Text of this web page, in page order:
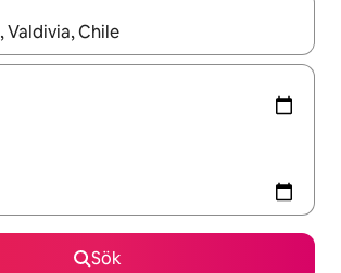
tillgängliga kan du navigera med upp- och
Sök